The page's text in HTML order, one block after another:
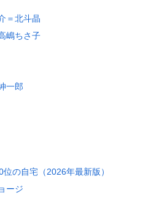
＝北斗晶
嶋ちさ子
一郎
の自宅（2026年最新版）
ージ